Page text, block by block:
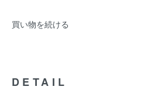
買い物を続ける
DETAIL